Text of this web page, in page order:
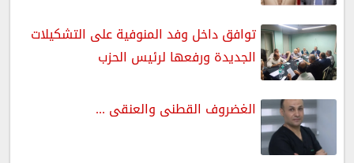
توافق داخل وفد المنوفية على التشكيلات
الجديدة ورفعها لرئيس الحزب
الغضروف القطنى والعنقى ...